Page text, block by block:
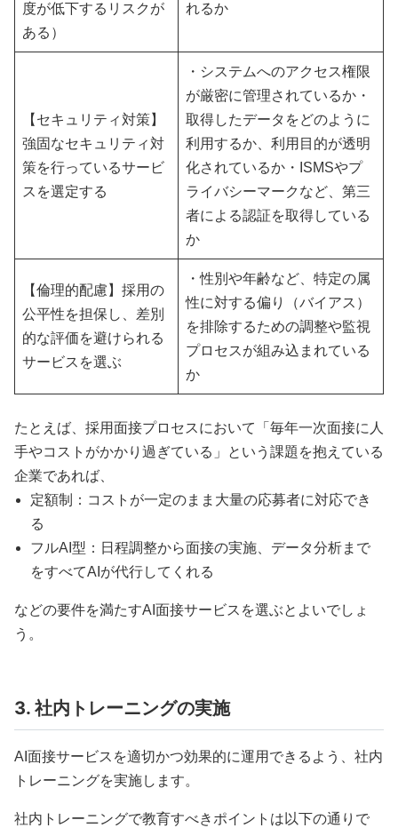
度が低下するリスクが
ある）
れるか
【セキュリティ対策】
強固なセキュリティ対
策を行っているサービ
スを選定する
・システムへのアクセス権限
が厳密に管理されているか・
取得したデータをどのように
利用するか、利用目的が透明
化されているか・ISMSやプ
ライバシーマークなど、第三
者による認証を取得している
か
【倫理的配慮】採用の
公平性を担保し、差別
的な評価を避けられる
サービスを選ぶ
・性別や年齢など、特定の属
性に対する偏り（バイアス）
を排除するための調整や監視
プロセスが組み込まれている
か
たとえば、採用面接プロセスにおいて「毎年一次面接に人
手やコストがかかり過ぎている」という課題を抱えている
企業であれば、
定額制：コストが一定のまま大量の応募者に対応でき
る
フルAI型：日程調整から面接の実施、データ分析まで
をすべてAIが代行してくれる
などの要件を満たすAI面接サービスを選ぶとよいでしょ
う。
3. 社内トレーニングの実施
AI面接サービスを適切かつ効果的に運用できるよう、社内
トレーニングを実施します。
社内トレーニングで教育すべきポイントは以下の通りで